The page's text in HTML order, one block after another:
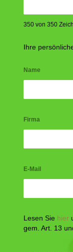
350 von 350
Ihre
Name
Firma
E-Mail
Lesen Sie hier
gem. Art. 13